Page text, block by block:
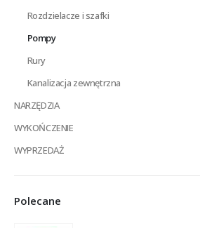
Rozdzielacze i szafki
Pompy
Rury
Kanalizacja zewnętrzna
NARZĘDZIA
WYKOŃCZENIE
WYPRZEDAŻ
Polecane